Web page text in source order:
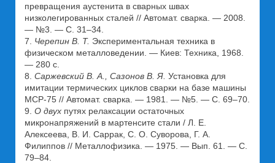
превращения аустенита в сварных швах
низколегированных сталей // Автомат. сварка. — 2008.
— №3. — С. 31–34.
7. Черепин В. Т. Экспериментальная техника в
физическом металловедении. — Киев: Техника, 1968.
— 280 с.
8. Саржевский В. А., Сазонов В. Я. Установка для
имитации термических циклов сварки на базе машины
МСР-75 // Автомат. сварка. — 1981. — №5. — С. 69–70.
9. О двух путях релаксации остаточных
микронапряжений в мартенсите стали / Л. Е.
Алексеева, В. И. Саррак, С. О. Суворова, Г. А.
Филиппов // Металлофизика. — 1975. — Вып. 61. — С.
79–84.